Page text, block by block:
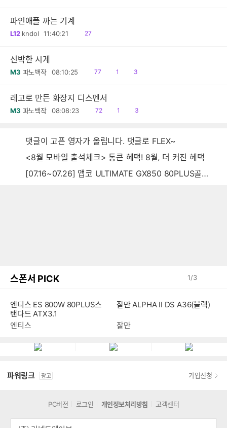
파인애플 까는 기계
L12 kndol 11:40:21
읽
27
신박한 시계
M3 파노백작 08:10:25
읽
77
공1
댓
3
레고로 만든 화장지 디스펜서
M3 파노백작 08:08:23
읽
72
공1
댓
3
댓글이 고픈 영자가 올립니다. 댓글로 FLEX~
<8월 모바일 출석체크> 통큰 혜택! 8월, 더 커진 혜택
[07.16~07.26] 앱코 ULTIMATE GX850 80PLUS골드 풀모듈러 ATX3.0 블랙
스폰서 PICK 1/3
엔티스 ES 800W 80PLUS스
탠다드 ATX3.1
PC버전 로그인 개인정보처리방침 고객센터